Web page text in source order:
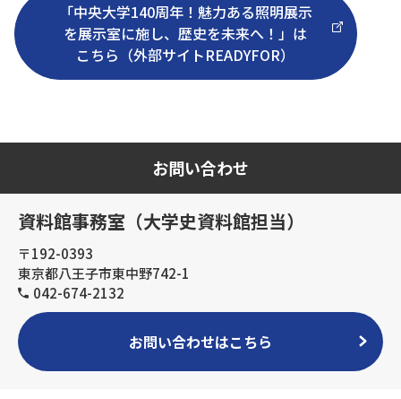
「中央大学140周年！魅力ある照明展示
を展示室に施し、歴史を未来へ！」は
こちら（外部サイトREADYFOR）
お問い合わせ
資料館事務室（大学史資料館担当）
〒192-0393
東京都八王子市東中野742-1
042-674-2132
お問い合わせはこちら